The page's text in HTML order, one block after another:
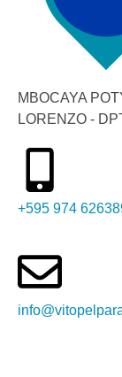
MBOCAYA
LORENZO -
+595 974